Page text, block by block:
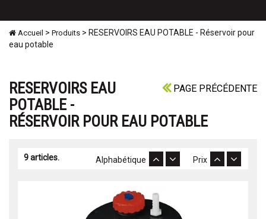
Accueil > Produits > RESERVOIRS EAU POTABLE - Réservoir pour
eau potable
PAGE PRÉCÉDENTE
RESERVOIRS EAU
POTABLE -
RÉSERVOIR POUR EAU POTABLE
9 articles. Prix
Alphabétique